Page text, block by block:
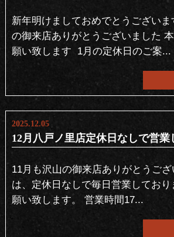
新年明けましておめでとうございま
の御来店ありがとうございました
願い致します ⁡ 1月の定休日のご案...
2025.12.05
12月八戸ノ里店定休日なしで営業
11月も沢山の御来店ありがとうござ
は、定休日なしで毎日営業してお
願い致します。 営業時間17...